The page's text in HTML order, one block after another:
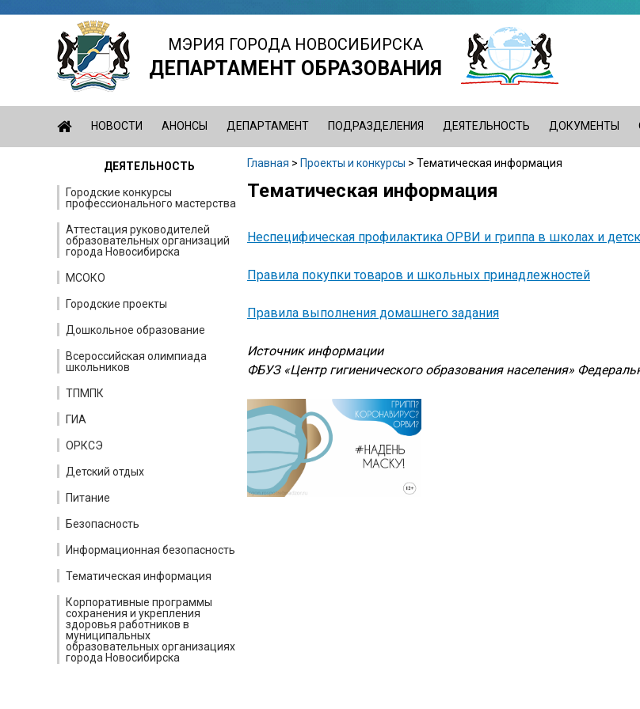
Jump
МЭРИЯ ГОРОДА НОВОСИБИРСКА
ДЕПАРТАМЕНТ ОБРАЗОВАНИЯ
НОВОСТИ АНОНСЫ ДЕПАРТАМЕНТ ПОДРАЗДЕЛЕНИЯ ДЕЯТЕЛЬНОСТЬ ДОКУМЕНТЫ
Вы
Главная > Проекты и конкурсы > Тематическая информация
Back
Тематическая информация
Неспецифическая профилактика ОРВИ и гриппа в школах и
Правила покупки товаров и школьных принадлежностей
Правила выполнения домашнего задания
Источник информации
ФБУЗ «Центр гигиенического образования населения»
ДЕЯТЕЛЬНОСТЬ
Городские конкурсы
профессионального мастерства
Аттестация руководителей
образовательных организаций
города Новосибирска
МСОКО
Городские проекты
Дошкольное образование
Всероссийская олимпиада
школьников
ТПМПК
ГИА
ОРКСЭ
Детский отдых
Питание
Безопасность
Информационная безопасность
Тематическая информация
Корпоративные программы
сохранения и укрепления
здоровья работников в
муниципальных
образовательных организациях
города Новосибирска